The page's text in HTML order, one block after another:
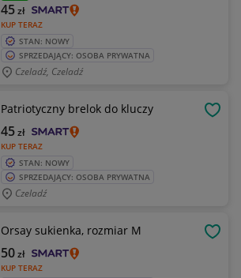
KUP TERAZ
45zł
STAN: NOWY
SPRZEDAJĄCY: OSOBA PRYWATNA
Czeladź, Czeladź
Patriotyczny brelok do kluczy
KUP TERAZ
45zł
STAN: NOWY
SPRZEDAJĄCY: OSOBA PRYWATNA
Czeladź
Orsay sukienka, rozmiar M
KUP TERAZ
50zł